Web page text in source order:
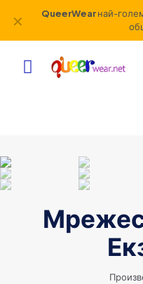
QueerWearнай-
✕